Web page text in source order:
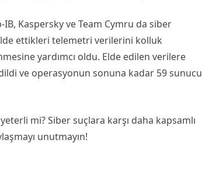
Kaspersky ve Team Cymru da siber
ettikleri telemetri verilerini kolluk
yardımcı oldu. Elde edilen verilere
ve operasyonun sonuna kadar 59 sunucu
mi? Siber suçlara karşı daha kapsamlı
unutmayın!